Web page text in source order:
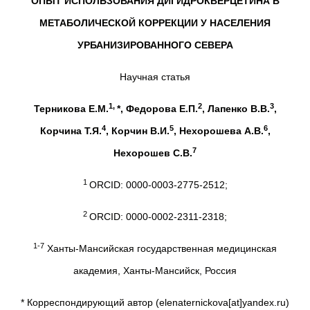
МЕТАБОЛИЧЕСКОЙ КОРРЕКЦИИ У НАСЕЛЕНИЯ
УРБАНИЗИРОВАННОГО СЕВЕРА
Научная статья
Терникова Е.М.1, *, Федорова Е.П.2, Лапенко В.В.3,
Корчина Т.Я.4, Корчин В.И.5, Нехорошева А.В.6,
Нехорошев С.В.7
1 ORCID: 0000-0003-2775-2512;
2 ORCID: 0000-0002-2311-2318;
1-7 Ханты-Мансийская государственная медицинская
академия, Ханты-Мансийск, Россия
* Корреспондирующий автор (elenaternickova[at]yandex.ru)